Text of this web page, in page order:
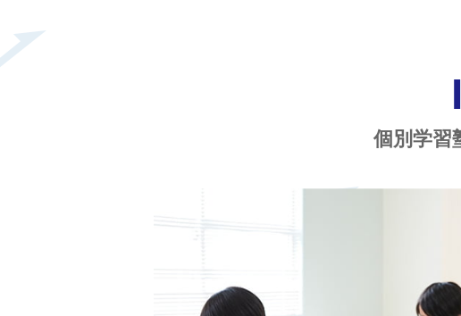
個別学習